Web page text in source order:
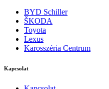
BYD Schiller
ŠKODA
Toyota
Lexus
Karosszéria Centrum
Kapcsolat